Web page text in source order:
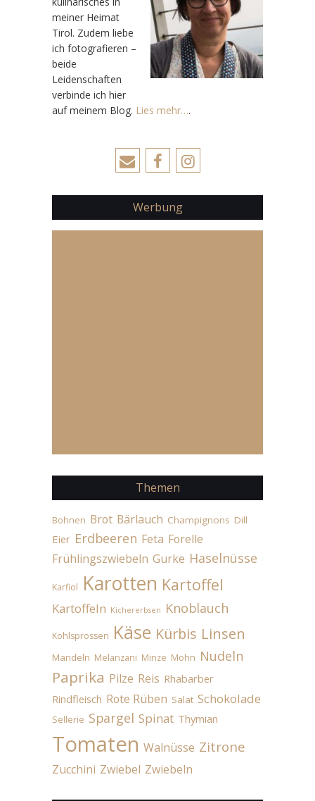
meiner Heimat
Tirol. Zudem liebe
ich fotografieren –
beide
Leidenschaften
verbinde ich hier
auf meinem Blog. Lies mehr….
Werbung
Themen
Bohnen Brot Bärlauch Champignons Dill
Eier Erdbeeren Feta Forelle
Frühlingszwiebeln Gurke Haselnüsse
Karfiol Karotten Kartoffel
Kartoffeln Kichererbsen Knoblauch
Kohlsprossen Käse Kürbis Linsen
Mandeln Melanzani Minze Mohn Nudeln
Paprika Pilze Reis Rhabarber
Rindfleisch Rote Rüben Salat Schokolade
Sellerie Spargel Spinat Thymian
Tomaten Walnüsse Zitrone
Zucchini Zwiebel Zwiebeln